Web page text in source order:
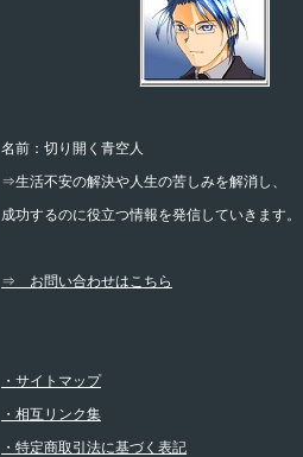
名前：切り開く青空人
⇒生活不安の解決や人生の苦しみを解消し、
成功するのに役立つ情報を発信していきます。
⇒ お問い合わせはこちら
・サイトマップ
・相互リンク集
・特定商取引法に基づく表記